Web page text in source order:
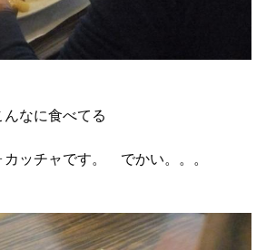
なに食べてる
カッチャです。 でかい。。。